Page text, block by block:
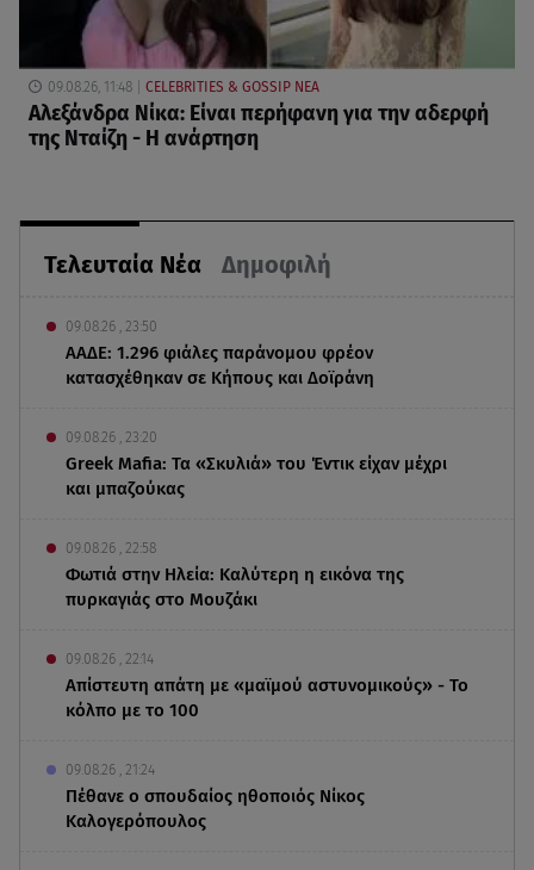
Τελευταία Νέα Δημοφιλή
09.08.26 , 23:50
ΑΑΔΕ: 1.296 φιάλες παράνομου φρέον
κατασχέθηκαν σε Κήπους και Δοϊράνη
09.08.26 , 23:20
Greek Mafia: Τα «Σκυλιά» του Έντικ είχαν μέχρι
και μπαζούκας
09.08.26 , 22:58
Φωτιά στην Ηλεία: Καλύτερη η εικόνα της
πυρκαγιάς στο Μουζάκι
09.08.26 , 22:14
Απίστευτη απάτη με «μαϊμού αστυνομικούς» - Το
κόλπο με το 100
09.08.26 , 21:24
Πέθανε ο σπουδαίος ηθοποιός Νίκος
Καλογερόπουλος
09.08.26, 11:48 CELEBRITIES & GOSSIP ΝΕΑ
Αλεξάνδρα Νίκα: Είναι περήφανη για την αδερφή
της Νταίζη - Η ανάρτηση